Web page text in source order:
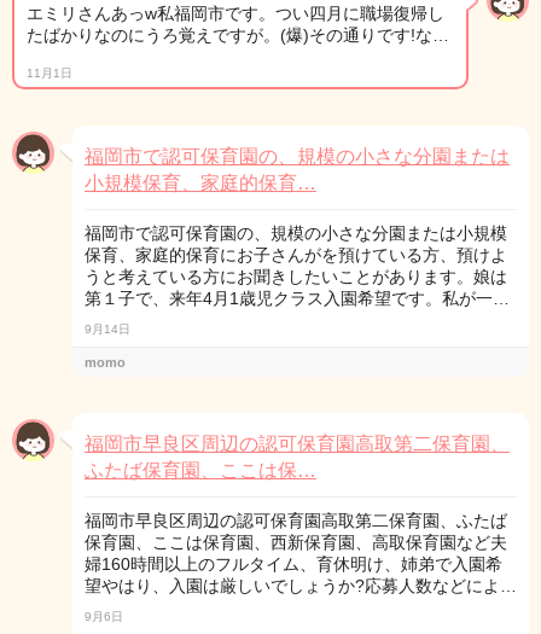
エミリさんあっw私福岡市です。つい四月に職場復帰し
たばかりなのにうろ覚えですが。(爆)その通りです!な…
11月1日
福岡市で認可保育園の、規模の小さな分園または
小規模保育、家庭的保育…
福岡市で認可保育園の、規模の小さな分園または小規模
保育、家庭的保育にお子さんがを預けている方、預けよ
うと考えている方にお聞きしたいことがあります。娘は
第１子で、来年4月1歳児クラス入園希望です。私が一…
9月14日
momo
福岡市早良区周辺の認可保育園高取第二保育園、
ふたば保育園、ここは保…
福岡市早良区周辺の認可保育園高取第二保育園、ふたば
保育園、ここは保育園、西新保育園、高取保育園など夫
婦160時間以上のフルタイム、育休明け、姉弟で入園希
望やはり、入園は厳しいでしょうか?応募人数などによ…
9月6日